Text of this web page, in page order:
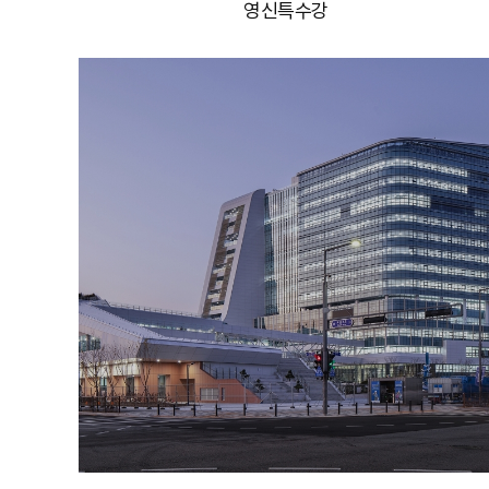
영신특수강